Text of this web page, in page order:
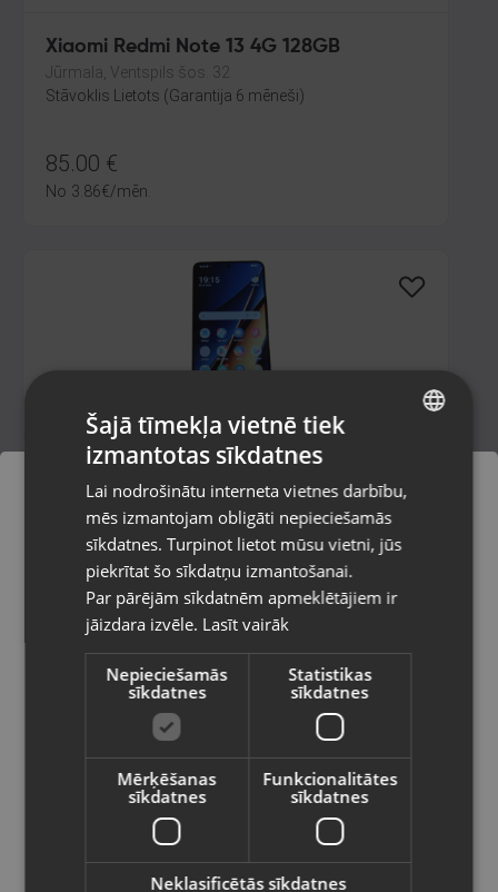
Xiaomi Redmi Note 13 4G 128GB
Jūrmala, Ventspils šos. 32
Stāvoklis Lietots (Garantija 6 mēneši)
85.00 €
No 3.86€/mēn.
Xiaomi Poco X6 5G 256GB 8GB RAM
Tukums, Elizabetes iela 6
Stāvoklis Mazlietots (Garantija 12 mēneši)
130.00€
/mēn.
Xiaomi Redmi Note 12 Pro 5G 128GB
Pasūtījumi tiks piegādāti uz
izvēlēto valsti
Vietnes saturs būs attēlots izvēlētajā
valodā
Valsts
Latviešu / Latvian
RUSSIAN
Šajā tīmekļa vietnē tiek
izmantotas sīkdatnes
Lai nodrošinātu interneta vietnes darbību,
mēs izmantojam obligāti nepieciešamās
sīkdatnes. Turpinot lietot mūsu vietni, jūs
piekrītat šo sīkdatņu izmantošanai.
Par pārējām sīkdatnēm apmeklētājiem ir
jāizdara izvēle. Lasīt vairāk
Nepieciešamās
sīkdatnes
Statistikas
sīkdatnes
Mērķēšanas
sīkdatnes
Funkcionalitātes
sīkdatnes
Neklasificētās sīkdatnes